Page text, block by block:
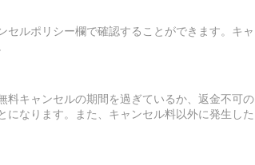
ルポリシー欄で確認することができます。キャ
料キャンセルの期間を過ぎているか、返金不可の
なります。また、キャンセル料以外に発生した